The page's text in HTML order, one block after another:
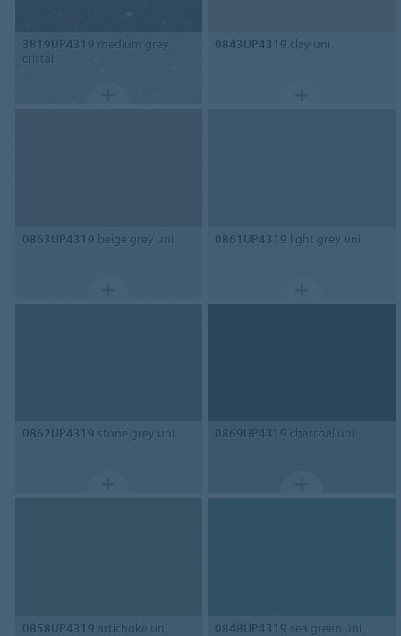
3819UP4319 medium grey
cristal
0843UP4319 clay uni
0863UP4319 beige grey uni 0861UP4319 light grey uni
0862UP4319 stone grey uni 0869UP4319 charcoal uni
0858UP4319 artichoke uni 0848UP4319 sea green uni